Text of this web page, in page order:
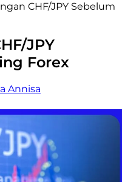
CHF/JPY Sebelum
JPY
Forex
Annisa